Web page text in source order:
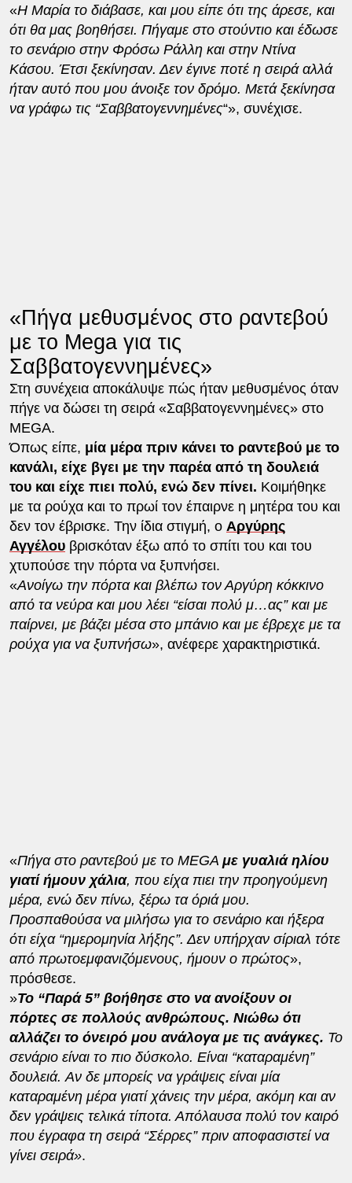
«Η Μαρία το διάβασε, και μου είπε ότι της άρεσε, και
ότι θα μας βοηθήσει. Πήγαμε στο στούντιο και έδωσε
το σενάριο στην Φρόσω Ράλλη και στην Ντίνα
Κάσου. Έτσι ξεκίνησαν. Δεν έγινε ποτέ η σειρά αλλά
ήταν αυτό που μου άνοιξε τον δρόμο. Μετά ξεκίνησα
να γράφω τις “Σαββατογεννημένες“», συνέχισε.
«Πήγα μεθυσμένος στο ραντεβού
με το Mega για τις
Σαββατογεννημένες»
Στη συνέχεια αποκάλυψε πώς ήταν μεθυσμένος όταν
πήγε να δώσει τη σειρά «Σαββατογεννημένες» στο
MEGA.
Όπως είπε, μία μέρα πριν κάνει το ραντεβού με το
κανάλι, είχε βγει με την παρέα από τη δουλειά
του και είχε πιει πολύ, ενώ δεν πίνει. Κοιμήθηκε
με τα ρούχα και το πρωί τον έπαιρνε η μητέρα του και
δεν τον έβρισκε. Την ίδια στιγμή, ο Αργύρης
Αγγέλουβρισκόταν έξω από το σπίτι του και του
χτυπούσε την πόρτα να ξυπνήσει.
«Ανοίγω την πόρτα και βλέπω τον Αργύρη κόκκινο
από τα νεύρα και μου λέει “είσαι πολύ μ…ας” και με
παίρνει, με βάζει μέσα στο μπάνιο και με έβρεχε με τα
ρούχα για να ξυπνήσω», ανέφερε χαρακτηριστικά.
«Πήγα στο ραντεβού με το MEGA με γυαλιά ηλίου
γιατί ήμουν χάλια, που είχα πιει την προηγούμενη
μέρα, ενώ δεν πίνω, ξέρω τα όριά μου.
Προσπαθούσα να μιλήσω για το σενάριο και ήξερα
ότι είχα “ημερομηνία λήξης”. Δεν υπήρχαν σίριαλ τότε
από πρωτοεμφανιζόμενους, ήμουν ο πρώτος»,
πρόσθεσε.
»Το “Παρά 5” βοήθησε στο να ανοίξουν οι
πόρτες σε πολλούς ανθρώπους. Νιώθω ότι
αλλάζει το όνειρό μου ανάλογα με τις ανάγκες. Το
σενάριο είναι το πιο δύσκολο. Είναι “καταραμένη”
δουλειά. Αν δε μπορείς να γράψεις είναι μία
καταραμένη μέρα γιατί χάνεις την μέρα, ακόμη και αν
δεν γράψεις τελικά τίποτα. Απόλαυσα πολύ τον καιρό
που έγραφα τη σειρά “Σέρρες” πριν αποφασιστεί να
γίνει σειρά».